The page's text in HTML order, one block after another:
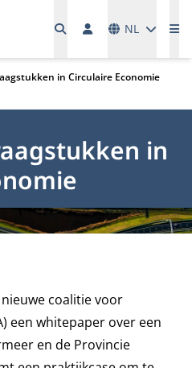
NL
in Circulaire Economie
in
coalitie voor
een whitepaper over een
en de Provincie